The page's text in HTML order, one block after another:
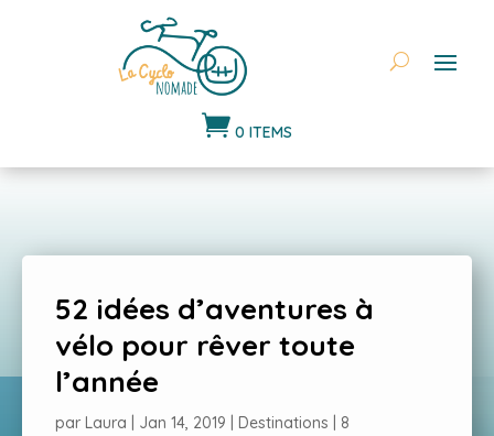
 0 ITEMS
52 idées d’aventures à
vélo pour rêver toute
l’année
par Laura Jan 14, 2019 Destinations
8